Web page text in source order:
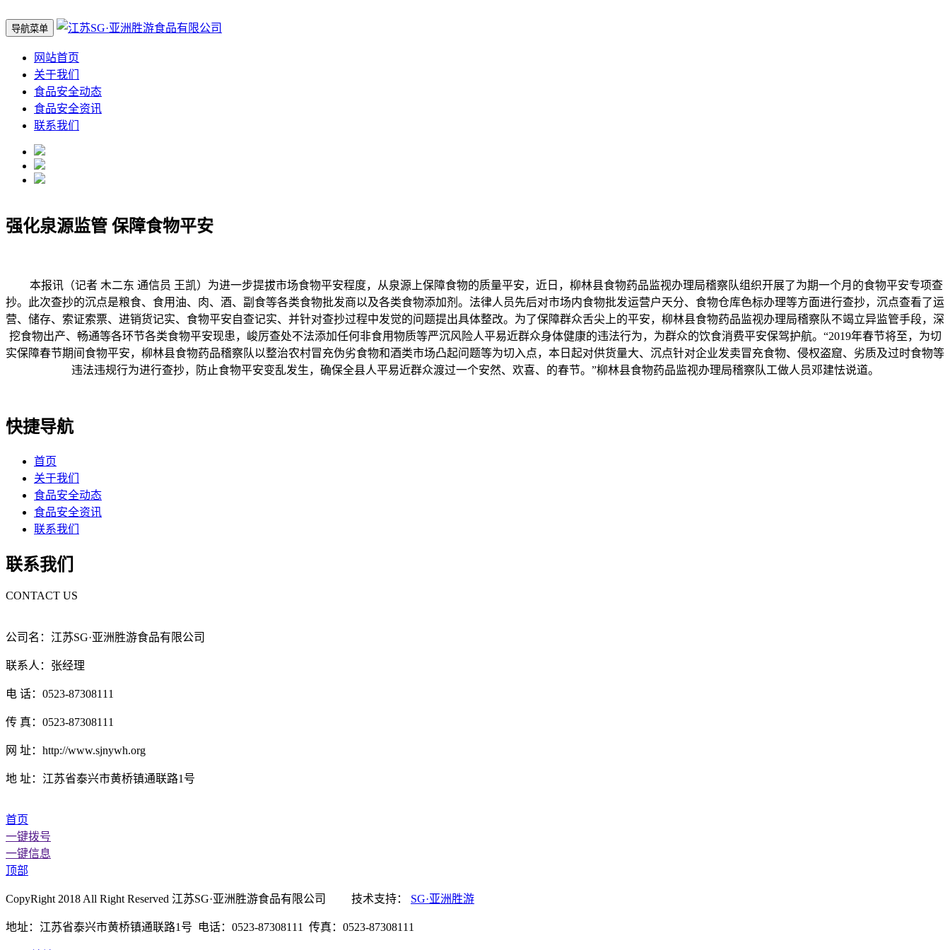
导航菜单
网站首页
关于我们
食品安全动态
食品安全资讯
联系我们
强化泉源监管 保障食物平安
本报讯（记者 木二东 通信员 王凯）为进一步提拔市场食物平安程度，从泉源上保障食物的质量平安，近日，柳林县食物药品监视办理局稽察队组织开展了为期一个月的食物平安专项查
抄。此次查抄的沉点是粮食、食用油、肉、酒、副食等各类食物批发商以及各类食物添加剂。法律人员先后对市场内食物批发运营户天分、食物仓库色标办理等方面进行查抄，沉点查看了运
营、储存、索证索票、进销货记实、食物平安自查记实、并针对查抄过程中发觉的问题提出具体整改。为了保障群众舌尖上的平安，柳林县食物药品监视办理局稽察队不竭立异监管手段，深
挖食物出产、畅通等各环节各类食物平安现患，峻厉查处不法添加任何非食用物质等严沉风险人平易近群众身体健康的违法行为，为群众的饮食消费平安保驾护航。“2019年春节将至，为切
实保障春节期间食物平安，柳林县食物药品稽察队以整治农村冒充伪劣食物和酒类市场凸起问题等为切入点，本日起对供货量大、沉点针对企业发卖冒充食物、侵权盗窟、劣质及过时食物等
违法违规行为进行查抄，防止食物平安变乱发生，确保全县人平易近群众渡过一个安然、欢喜、的春节。”柳林县食物药品监视办理局稽察队工做人员邓建怯说道。
快捷导航
首页
关于我们
食品安全动态
食品安全资讯
联系我们
联系我们
CONTACT US
公司名：江苏SG·亚洲胜游食品有限公司
联系人：张经理
电 话：0523-87308111
传 真：0523-87308111
网 址：http://www.sjnywh.org
地 址：江苏省泰兴市黄桥镇通联路1号
首页
一键拨号
一键信息
顶部
CopyRight 2018 All Right Reserved 江苏SG·亚洲胜游食品有限公司 技术支持： SG·亚洲胜游
地址：江苏省泰兴市黄桥镇通联路1号 电话：0523-87308111 传真：0523-87308111